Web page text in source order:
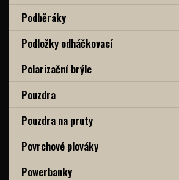
Podběráky
Podložky odháčkovací
Polarizační brýle
Pouzdra
Pouzdra na pruty
Povrchové plováky
Powerbanky